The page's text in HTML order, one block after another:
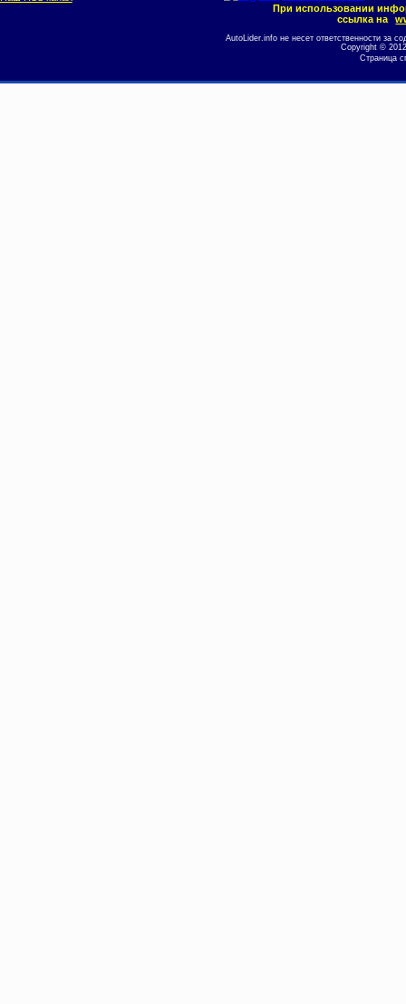
При использовании
ссылка на
AutoLider.info не несет ответственности за
Copyright ©
Страница